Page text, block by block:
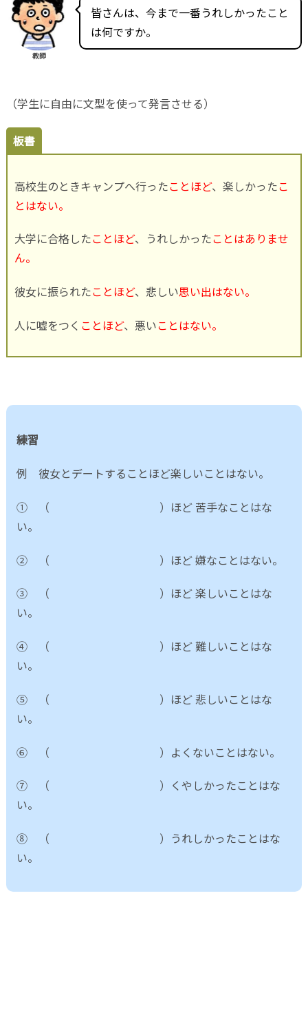
教師
皆さんは、今まで一番うれしかったこと
は何ですか。
（学生に自由に文型を使って発言させる）
板書
高校生のときキャンプへ行ったことほど、楽しかったこ
とはない。
大学に合格したことほど、うれしかったことはありませ
ん。
彼女に振られたことほど、悲しい思い出はない。
人に嘘をつく ことほど、悪いことはない。
練習
例 彼女とデートすることほど楽しいことはない。
① （ ）ほど 苦手なことはな
い。
② （ ）ほど 嫌なことはない。
③ （ ）ほど 楽しいことはな
い。
④ （ ）ほど 難しいことはな
い。
⑤ （ ）ほど 悲しいことはな
い。
⑥ （ ）よくないことはない。
⑦ （ ）くやしかったことはな
い。
⑧ （ ）うれしかったことはな
い。